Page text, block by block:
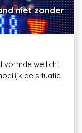
niet zonder
vormde wellicht
de situatie